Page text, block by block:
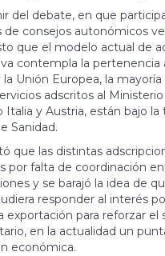
del debate, en que
de consejos autonómicos
que el modelo actual de
contempla la pertenencia
la Unión Europea, la
adscritos al
Italia y Austria, están bajo la
Sanidad.
que las distintas
por falta de coordinación
y se barajó la idea de
responder al interés
exportación para reforzar el
en la actualidad un
económica.